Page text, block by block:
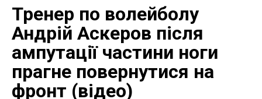
Тренер по волейболу
Андрій Аскеров після
ампутації частини ноги
прагне повернутися на
фронт (відео)